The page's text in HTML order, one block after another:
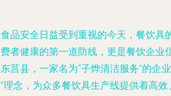
品安全日益受到重视的今天，餐饮具
者健康的第一道防线，更是餐饮企业
莒县，一家名为“子烨清洁服务”的企
理念，为众多餐饮具生产线提供着高